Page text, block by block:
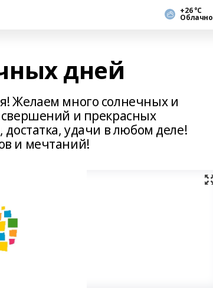
+26 °С
Облачно
дней
Желаем много солнечных и
и прекрасных
удачи в любом деле!
и мечтаний!